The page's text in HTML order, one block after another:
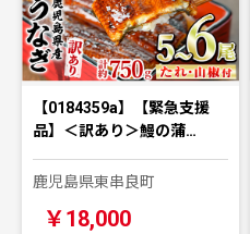
【0184359a】【緊急支援
品】＜訳あり＞鰻の蒲…
鹿児島県東串良町
￥18,000